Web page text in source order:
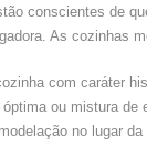
conscientes de
As cozinhas
com caráter
ou mistura de
no lugar